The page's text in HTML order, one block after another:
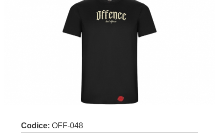
Codice:OFF-048